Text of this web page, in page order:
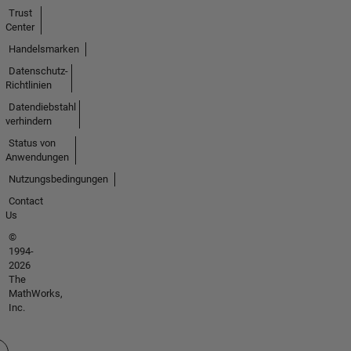
Trust
Center
Handelsmarken
Datenschutz-
Richtlinien
Datendiebstahl
verhindern
Status von
Anwendungen
Nutzungsbedingungen
Contact
Us
©
1994-
2026
The
MathWorks,
Inc.